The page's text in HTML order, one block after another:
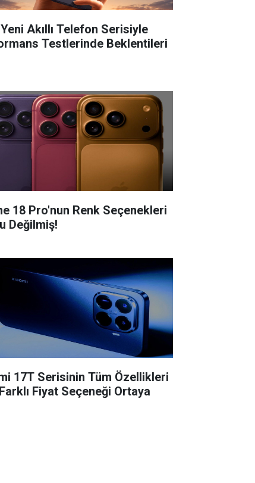
Akıllı Telefon Serisiyle
Testlerinde Beklentileri
18 Pro'nun Renk Seçenekleri
Değilmiş!
17T Serisinin Tüm Özellikleri
Fiyat Seçeneği Ortaya